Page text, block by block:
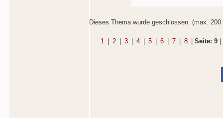
Dieses Thema wurde geschlossen. (max. 200
1 2 3 4 5 6 7 8 Seite: 9